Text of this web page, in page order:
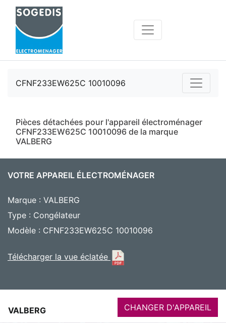
CFNF233EW625C 10010096
Pièces détachées pour l'appareil électroménager
CFNF233EW625C 10010096 de la marque
VALBERG
VOTRE APPAREIL ÉLECTROMÉNAGER
Marque : VALBERG
Type : Congélateur
Modèle : CFNF233EW625C 10010096
Télécharger la vue éclatée
VALBERG CHANGER D'APPAREIL